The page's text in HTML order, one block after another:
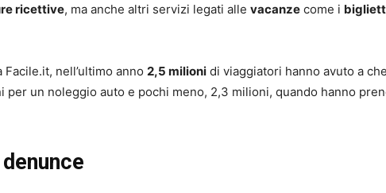
ricettive, ma anche altri servizi legati alle vacanze come i
nell’ultimo anno 2,5 milioni di viaggiatori hanno avuto a
per un noleggio auto e pochi meno, 2,3 milioni, quando hanno